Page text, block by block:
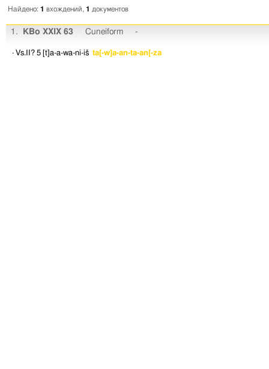
Найдено: 1 вхождений, 1 документов
1. KBo XXIX 63 Cuneiform -
· Vs.II? 5 [t]a-a-wa-ni-iš ta[-w]a-an-ta-an[-za